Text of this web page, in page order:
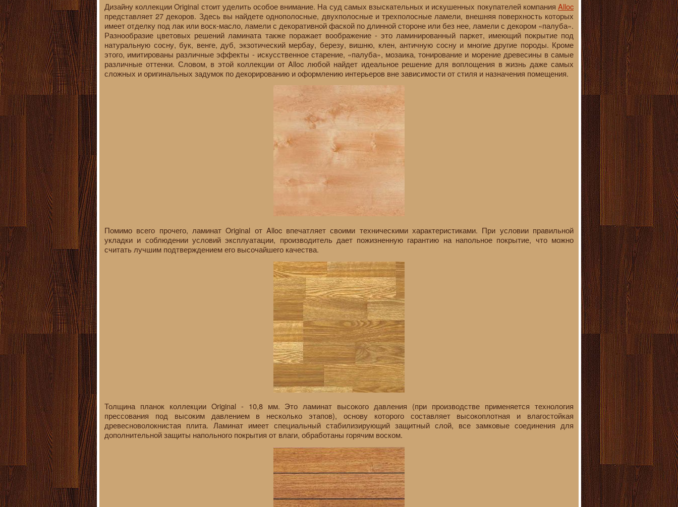
Дизайну коллекции Original стоит уделить особое внимание. На суд самых взыскательных и искушенных покупателей компания Alloc
представляет 27 декоров. Здесь вы найдете однополосные, двухполосные и трехполосные ламели, внешняя поверхность которых
имеет отделку под лак или воск-масло, ламели с декоративной фаской по длинной стороне или без нее, ламели с декором «палуба».
Разнообразие цветовых решений ламината также поражает воображение - это ламинированный паркет, имеющий покрытие под
натуральную сосну, бук, венге, дуб, экзотический мербау, березу, вишню, клен, античную сосну и многие другие породы. Кроме
этого, имитированы различные эффекты - искусственное старение, «палуба», мозаика, тонирование и морение древесины в самые
различные оттенки. Словом, в этой коллекции от Alloc любой найдет идеальное решение для воплощения в жизнь даже самых
сложных и оригинальных задумок по декорированию и оформлению интерьеров вне зависимости от стиля и назначения помещения.
Помимо всего прочего, ламинат Original от Alloc впечатляет своими техническими характеристиками. При условии правильной
укладки и соблюдении условий эксплуатации, производитель дает пожизненную гарантию на напольное покрытие, что можно
считать лучшим подтверждением его высочайшего качества.
Толщина планок коллекции Original - 10,8 мм. Это ламинат высокого давления (при производстве применяется технология
прессования под высоким давлением в несколько этапов), основу которого составляет высокоплотная и влагостойкая
древесноволокнистая плита. Ламинат имеет специальный стабилизирующий защитный слой, все замковые соединения для
дополнительной защиты напольного покрытия от влаги, обработаны горячим воском.